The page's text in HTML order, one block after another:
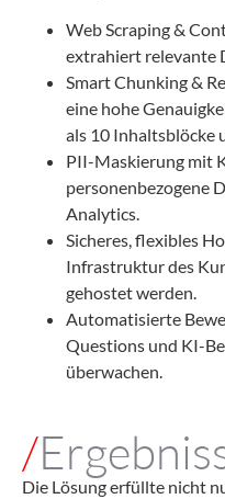
Web Scraping &
extrahiert relevante
Smart Chunking &
eine hohe
als 10 Inhaltsblöcke
PII-Maskierung mit
personenbezogene
Analytics.
Sicheres, flexibles
Infrastruktur des
gehostet werden.
Automatisierte
Questions und KI-
überwachen.
/
Die Lösung erfüllte nicht